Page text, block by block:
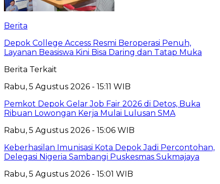
Berita
Depok College Access Resmi Beroperasi Penuh,
Layanan Beasiswa Kini Bisa Daring dan Tatap Muka
Berita Terkait
Rabu, 5 Agustus 2026 - 15:11 WIB
Pemkot Depok Gelar Job Fair 2026 di Detos, Buka
Ribuan Lowongan Kerja Mulai Lulusan SMA
Rabu, 5 Agustus 2026 - 15:06 WIB
Keberhasilan Imunisasi Kota Depok Jadi Percontohan,
Delegasi Nigeria Sambangi Puskesmas Sukmajaya
Rabu, 5 Agustus 2026 - 15:01 WIB